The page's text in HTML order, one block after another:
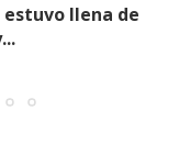
llena de